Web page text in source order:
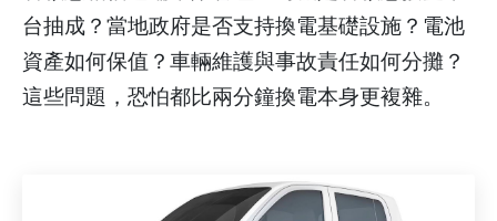
台抽成？當地政府是否支持換電基礎設施？電池
資產如何保值？車輛維護與事故責任如何分攤？
這些問題，恐怕都比兩分鐘換電本身更複雜。